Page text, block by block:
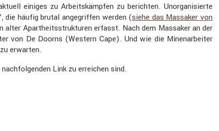
einiges zu Arbeits­kämpfen zu berichten. Unorga­ni­sierte
die häufig brutal angegriffen werden (siehe das Massaker von
alter Apart­heits­struk­turen erfasst. Nach dem Massaker an der
von De Doorns (Western Cape). Und wie die Minen­ar­beiter
erwarten.
Link zu errei­chen sind.